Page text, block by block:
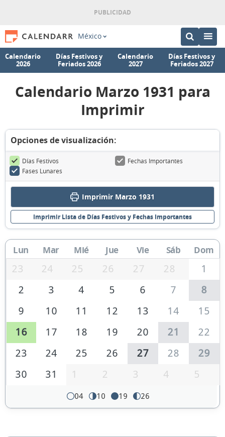
México
Calendario
2026
Días Festivos y
Feriados 2026
Calendario
2027
Días Festivos y
Feriados 2027
Calendario Marzo 1931 para
Imprimir
Opciones de visualización:
Días Festivos
Fechas Importantes
Fases Lunares
Imprimir Marzo 1931
Imprimir Lista de Días Festivos y Fechas Importantes
Lun Mar Mié Jue Vie Sáb Dom
23 24 25 26 27 28
1
2
3 4 5 6 7
8
9
10 11 12 13 14
15
16
17 18 19 20 21
22
23
24 25 26 27 28
29
30
31 1 2 3 4 5
04 10 19 26